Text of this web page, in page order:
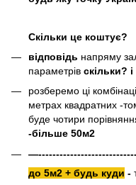
Скільки це коштує?
відповідь напряму
параметрів скільки?
розберемо ці
метрах квадратних -
буде чотири
-більше 50м2
до 5м2 + будь куди -